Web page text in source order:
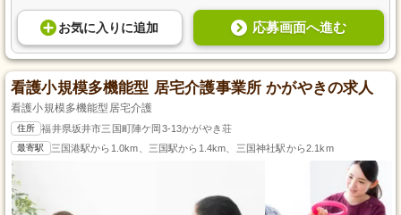
お気に入り に追加 応募画面へ進む
看護小規模多機能型 居宅介護事業所 かがやきの求人
看護小規模多機能型居宅介護
住所 福井県坂井市三国町陣ケ岡3-13かがやき荘
最寄駅 三国港駅から1.0km、三国駅から1.4km、三国神社駅から2.1km